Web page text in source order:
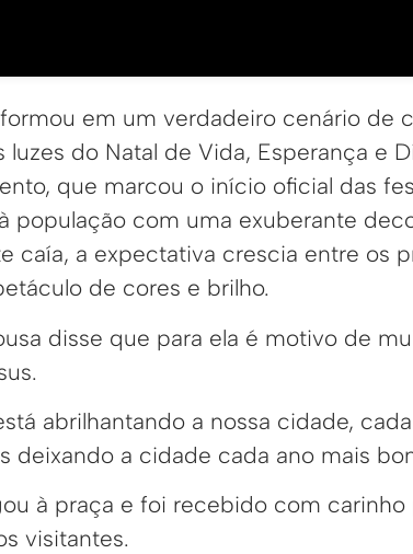
em um verdadeiro cenário de
do Natal de Vida, Esperança e
que marcou o início oficial das
população com uma exuberante
caía, a expectativa crescia entre os
de cores e brilho.
disse que para ela é motivo de
abrilhantando a nossa cidade,
deixando a cidade cada ano mais
à praça e foi recebido com carinho
visitantes.